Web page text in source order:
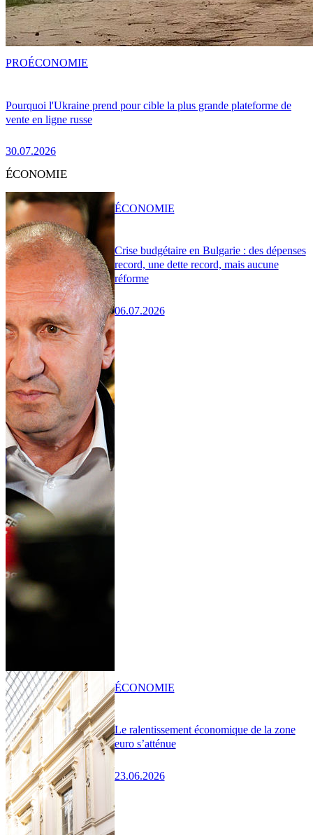
Pourquoi l'Ukraine prend pour cible la plus grande plateforme de
vente en ligne russe
30.07.2026
PROÉCONOMIE
ÉCONOMIE
Crise budgétaire en Bulgarie : des dépenses
record, une dette record, mais aucune
réforme
06.07.2026
ÉCONOMIE
Le ralentissement économique de la zone
euro s’atténue
23.06.2026
ÉCONOMIE